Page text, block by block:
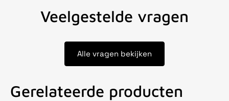
Veelgestelde vragen
Alle vragen bekijken
Gerelateerde producten